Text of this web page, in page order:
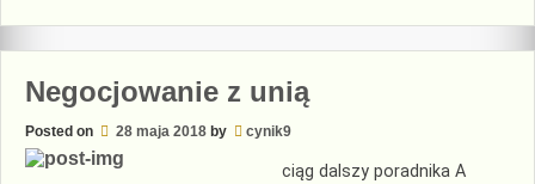
Negocjowanie z unią
Posted on 28 maja 2018 by cynik9
ciąg dalszy poradnika A